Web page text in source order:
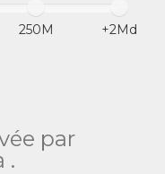
250M +2Md
par
.